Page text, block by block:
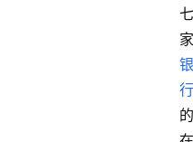
七
家
银
行
的